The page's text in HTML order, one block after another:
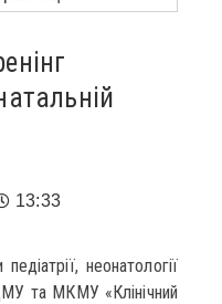
13:33
неонатології
та МКМУ «Клінічний